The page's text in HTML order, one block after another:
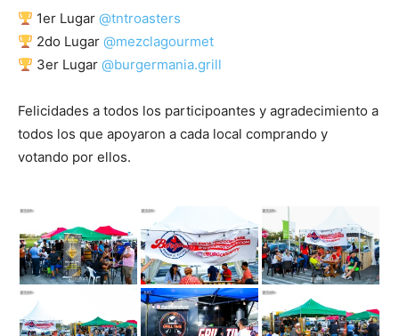
1er Lugar@tntroasters
2do Lugar@mezclagourmet
3er Lugar@burgermania.grill
Felicidades a todos los participoantes y agradecimiento a
todos los que apoyaron a cada local comprando y
votando por ellos.